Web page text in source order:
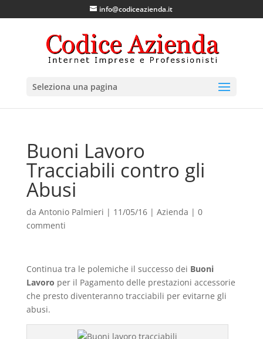
info@codiceazienda.it
Seleziona una pagina
Buoni Lavoro
Tracciabili contro gli
Abusi
da Antonio Palmieri | 11/05/16| Azienda | 0
commenti
Continua tra le polemiche il successo dei Buoni
Lavoro per il Pagamento delle prestazioni accessorie
che presto diventeranno tracciabili per evitarne gli
abusi.